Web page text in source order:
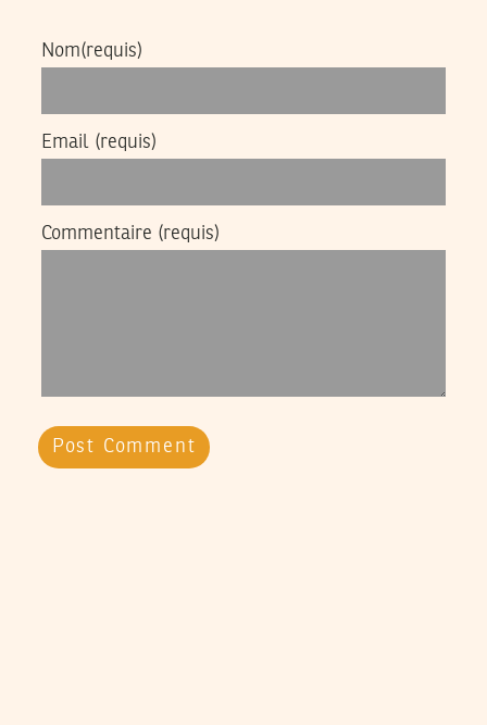
Nom(requis)
Email (requis)
Commentaire (requis)